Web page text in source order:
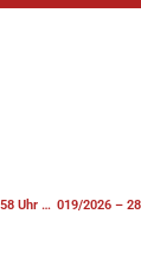
017/2026 – 25.03.2026 – 13:58 Uhr – BMA Ausgelöste Brandmeldeanlage